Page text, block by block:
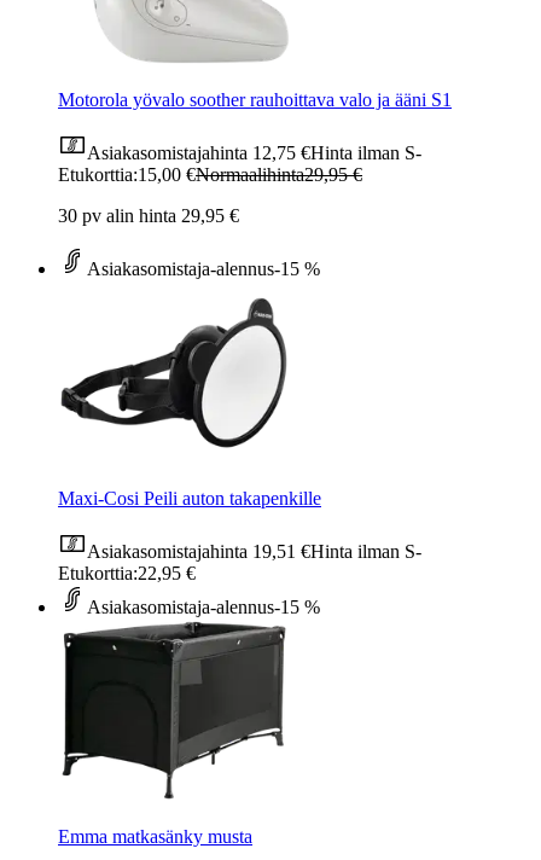
Motorola yövalo soother rauhoittava valo ja ääni S1
Asiakasomistajahinta 12,75 €Hinta ilman S-
Etukorttia:15,00 €Normaalihinta29,95 €
30 pv alin hinta 29,95 €
Asiakasomistaja-alennus-15 %
Maxi-Cosi Peili auton takapenkille
Asiakasomistajahinta 19,51 €Hinta ilman S-
Etukorttia:22,95 €
Asiakasomistaja-alennus-15 %
Emma matkasänky musta